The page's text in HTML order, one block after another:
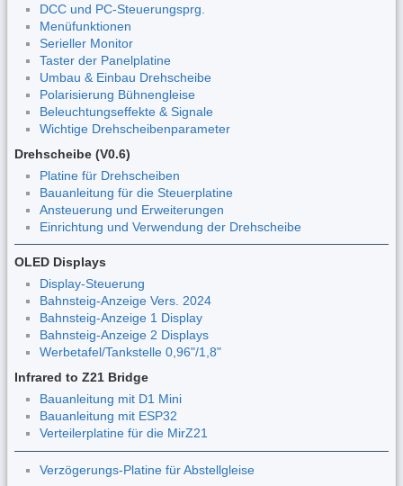
DCC und PC-Steuerungsprg.
Menüfunktionen
Serieller Monitor
Taster der Panelplatine
Umbau & Einbau Drehscheibe
Polarisierung Bühnengleise
Beleuchtungseffekte & Signale
Wichtige Drehscheibenparameter
Drehscheibe (V0.6)
Platine für Drehscheiben
Bauanleitung für die Steuerplatine
Ansteuerung und Erweiterungen
Einrichtung und Verwendung der Drehscheibe
OLED Displays
Display-Steuerung
Bahnsteig-Anzeige Vers. 2024
Bahnsteig-Anzeige 1 Display
Bahnsteig-Anzeige 2 Displays
Werbetafel/Tankstelle 0,96"/1,8"
Infrared to Z21 Bridge
Bauanleitung mit D1 Mini
Bauanleitung mit ESP32
Verteilerplatine für die MirZ21
Verzögerungs-Platine für Abstellgleise